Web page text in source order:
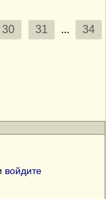
30 31 ... 34
войдите